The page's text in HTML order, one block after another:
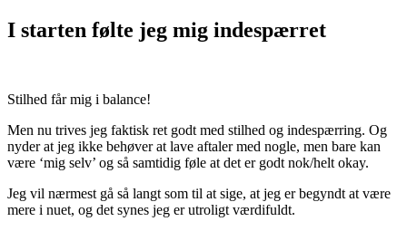
I starten følte jeg mig indespærret
Stilhed får mig i balance!
Men nu trives jeg faktisk ret godt med stilhed og indespærring. Og
nyder at jeg ikke behøver at lave aftaler med nogle, men bare kan
være ‘mig selv’ og så samtidig føle at det er godt nok/helt okay.
Jeg vil nærmest gå så langt som til at sige, at jeg er begyndt at være
mere i nuet, og det synes jeg er utroligt værdifuldt.